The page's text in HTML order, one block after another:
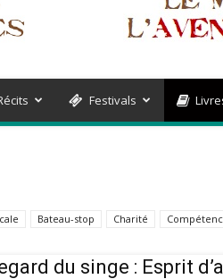
Festivals
Bateau-stop Charité
du singe : Esprit